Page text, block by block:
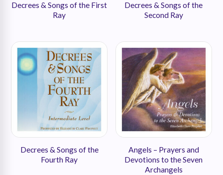
Decrees & Songs of the First
Ray
Decrees & Songs of the
Second Ray
Decrees & Songs of the
Fourth Ray
Angels – Prayers and
Devotions to the Seven
Archangels